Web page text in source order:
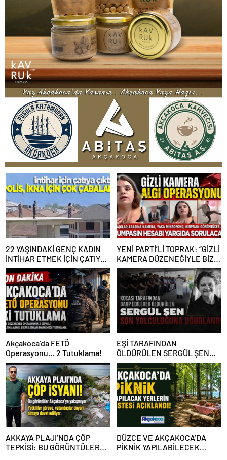
22 YAŞINDAKİ GENÇ KADIN
İNTİHAR ETMEK İÇİN ÇATIYA
ÇIKTI
YENİ PARTİ’Lİ TOPRAK: “GİZLİ
KAMERA DÜZENEĞİYLE BİZE
ALGI OPERASYONU YAPILDI”
Akçakoca’da FETÖ
Operasyonu… 2 Tutuklama!
EŞİ TARAFINDAN
ÖLDÜRÜLEN SERGÜL ŞEN
SON YOLCULUĞUNA
UĞURLANDI
AKKAYA PLAJI’NDA ÇÖP
TEPKİSİ: BU GÖRÜNTÜLER
DÜZCE VE AKÇAKOCA’DA
PİKNİK YAPILABİLECEK